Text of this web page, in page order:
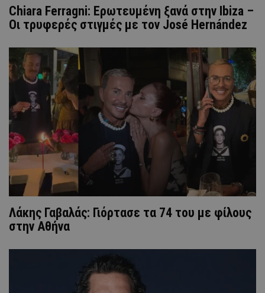
Chiara Ferragni: Ερωτευμένη ξανά στην Ibiza –
Οι τρυφερές στιγμές με τον José Hernández
Λάκης Γαβαλάς: Γιόρτασε τα 74 του με φίλους
στην Αθήνα